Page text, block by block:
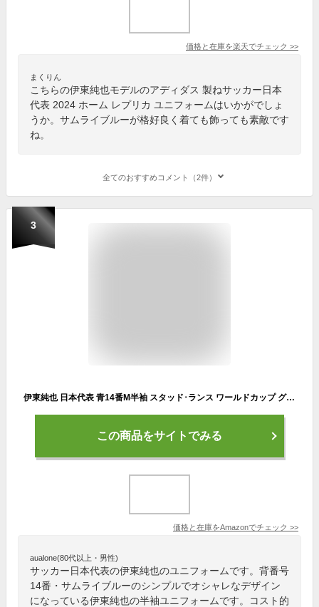
価格と在庫を楽天でチェック >>
まくりん
こちらの伊東純也モデルのアディダス 製ねサッカー日本
代表 2024 ホーム レプリカ ユニフォームはいかがでしょ
うか。サムライブルーが格好良く着ても飾っても素敵です
ね。
全てのおすすめコメント（2件）
3
伊東純也 日本代表 青14番M半袖 スタッド･ランス ワールドカップ グッズ
この商品をサイトでみる
価格と在庫をAmazonでチェック >>
aualone(80代以上・男性)
サッカー日本代表の伊東純也のユニフォームです。背番号
14番・サムライブルーのシンプルでオシャレなデザイン
になっている伊東純也の半袖ユニフォームです。コスト的